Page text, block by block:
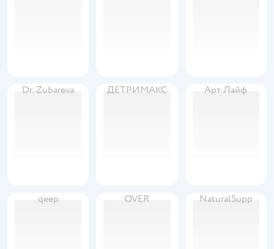
Dr. Zubareva ДЕТРИМАКС Арт Лайф
qeep OVER NaturalSupp